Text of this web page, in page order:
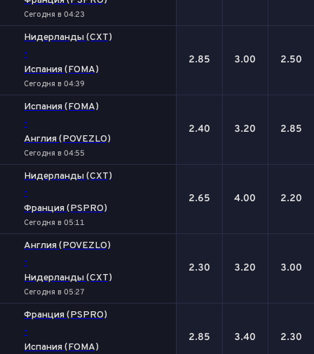
Сегодня в 04:23
Нидерланды (CXT)
-
Испания (FOMA)
Сегодня в 04:39
2.85 3.00 2.50
Испания (FOMA)
-
Англия (POVEZLO)
Сегодня в 04:55
2.40 3.20 2.85
Нидерланды (CXT)
-
Франция (PSPRO)
Сегодня в 05:11
2.65 4.00 2.20
Англия (POVEZLO)
-
Нидерланды (CXT)
Сегодня в 05:27
2.30 3.20 3.00
Франция (PSPRO)
-
Испания (FOMA)
2.85 3.40 2.30